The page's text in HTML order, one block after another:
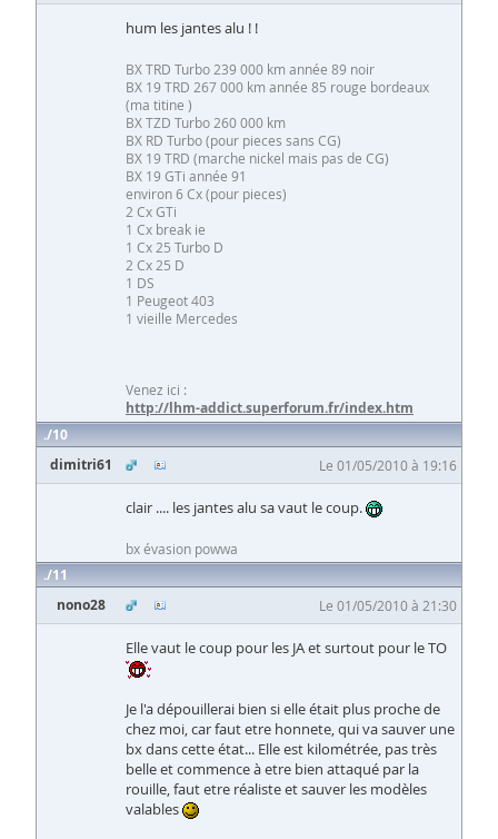
hum les jantes alu ! !
BX TRD Turbo 239 000 km année 89 noir
BX 19 TRD 267 000 km année 85 rouge bordeaux
(ma titine )
BX TZD Turbo 260 000 km
BX RD Turbo (pour pieces sans CG)
BX 19 TRD (marche nickel mais pas de CG)
BX 19 GTi année 91
environ 6 Cx (pour pieces)
2 Cx GTi
1 Cx break ie
1 Cx 25 Turbo D
2 Cx 25 D
1 DS
1 Peugeot 403
1 vieille Mercedes
Venez ici :
http://lhm-addict.superforum.fr/index.htm
10
dimitri61
Le 01/05/2010 à 19:16
clair .... les jantes alu sa vaut le coup.
bx évasion powwa
11
nono28
Le 01/05/2010 à 21:30
Elle vaut le coup pour les JA et surtout pour le TO
Je l'a dépouillerai bien si elle était plus proche de
chez moi, car faut etre honnete, qui va sauver une
bx dans cette état... Elle est kilométrée, pas très
belle et commence à etre bien attaqué par la
rouille, faut etre réaliste et sauver les modèles
valables